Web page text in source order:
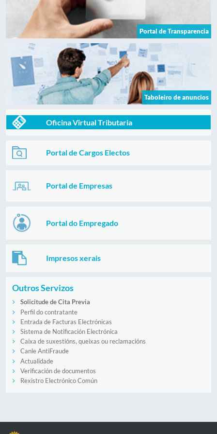
Portal de Transparencia
Taboleiro de anuncios
Oficina Virtual Tributaria
Portal de Cargos Electos
Portal de Empresas
Portal do Empregado
Impresos xerais
Outros Servizos
Solicitude de Cita Previa
Perfil do contratante
Entrada de Facturas Electrónicas
Sistema de Notificación Electrónica
Caixa de suxestións, queixas ou reclamacións
Canle AntiFraude
Actualidade
Verificación de documentos
Rexistro Electrónico Común